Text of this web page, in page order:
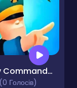
Army Commander
Голосів)